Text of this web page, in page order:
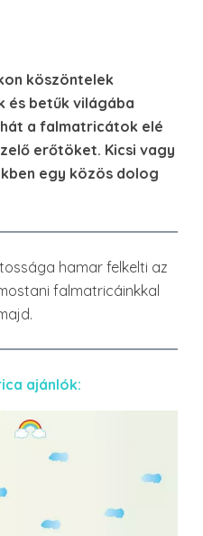
köszöntelek
és betűk világába
a falmatricátok elé
erőtöket. Kicsi vagy
egy közös dolog
hamar felkelti az
falmatricáinkkal
ajánlók: